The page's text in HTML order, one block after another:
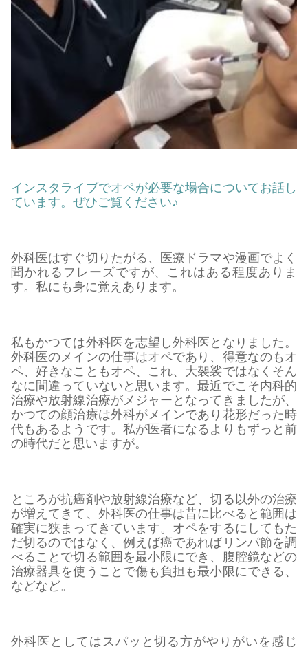
インスタライブでオペが必要な場合についてお話し
ています。ぜひご覧ください♪
外科医はすぐ切りたがる、医療ドラマや漫画でよく
聞かれるフレーズですが、これはある程度ありま
す。私にも身に覚えあります。
私もかつては外科医を志望し外科医となりました。
外科医のメインの仕事はオペであり、得意なのもオ
ペ、好きなこともオペ、これ、大袈裟ではなくそん
なに間違っていないと思います。最近でこそ内科的
治療や放射線治療がメジャーとなってきましたが、
かつての顔治療は外科がメインであり花形だった時
代もあるようです。私が医者になるよりもずっと前
の時代だと思いますが。
ところが抗癌剤や放射線治療など、切る以外の治療
が増えてきて、外科医の仕事は昔に比べると範囲は
確実に狭まってきています。オペをするにしてもた
だ切るのではなく、例えば癌であればリンパ節を調
べることで切る範囲を最小限にでき、腹腔鏡などの
治療器具を使うことで傷も負担も最小限にできる、
などなど。
外科医としてはスパッと切る方がやりがいを感じ